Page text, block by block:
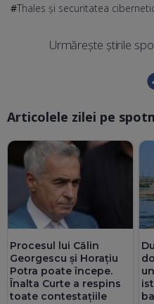
Thales și securitatea
Urmărește știrile
Articolele zilei pe
Procesul lui Călin
Georgescu și Horațiu
Potra poate începe.
Înalta Curte a respins
toate contestațiile